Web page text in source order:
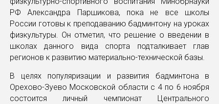
РФ Александра Паршикова, пока не все школы
России готовы к преподаванию бадминтону на уроках
физкультуры. Он отметил, что решение о введении в
школах данного вида спорта подталкивает глав
регионов к развитию материально-технической базы.
В целях популяризации и развития бадминтона в
Орехово-Зуево Московской области с 4 по 6 ноября
состоится личный чемпионат Центрального